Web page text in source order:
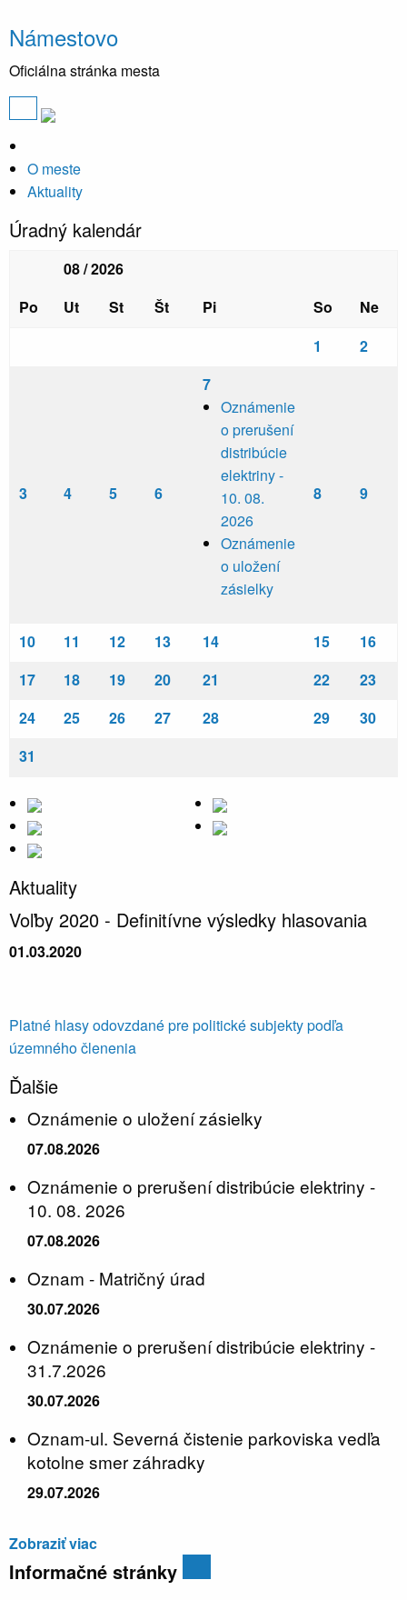
Námestovo
Oficiálna stránka mesta
O meste
Aktuality
Úradný kalendár
08 / 2026
Po
Ut St Št Pi So
Ne
1
2
3 4 5 6
7
Oznámenie
o prerušení
distribúcie
elektriny -
10. 08.
2026
Oznámenie
o uložení
zásielky
8 9
10 11 12 13 14 15
16
17
18 19 20 21 22
23
24
25 26 27 28 29
30
31
Aktuality
Voľby 2020 - Definitívne výsledky hlasovania
01.03.2020
Platné hlasy odovzdané pre politické subjekty podľa
územného členenia
Ďalšie
Oznámenie o uložení zásielky
07.08.2026
Oznámenie o prerušení distribúcie elektriny -
10. 08. 2026
07.08.2026
Oznam - Matričný úrad
30.07.2026
Oznámenie o prerušení distribúcie elektriny -
31.7.2026
30.07.2026
Oznam-ul. Severná čistenie parkoviska vedľa
kotolne smer záhradky
29.07.2026
Zobraziť viac
Informačné stránky